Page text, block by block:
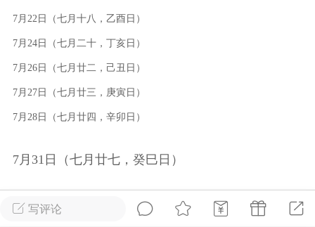
，我来了
锡
：街巷间的爽滑滋味
山街巷，米线摊前已排起长队。老板娘
有的米线放进沸水，“米线要选白亮柔韧
写评论
7月22日（七月十八，乙酉日）
7月24日（七月二十，丁亥日）
7月26日（七月廿二，己丑日）
7月27日（七月廿三，庚寅日）
7月28日（七月廿四，辛卯日）
7月31日（七月廿七，癸巳日）
这些日期是根据农历计算得出的。请注意，黄道吉